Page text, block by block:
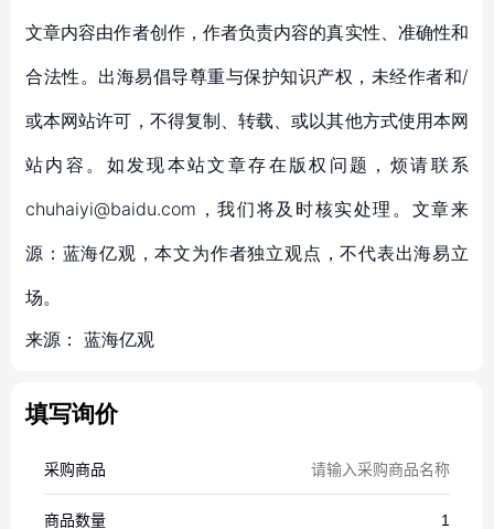
文章内容由作者创作，作者负责内容的真实性、准确性和
合法性。出海易倡导尊重与保护知识产权，未经作者和/
或本网站许可，不得复制、转载、或以其他方式使用本网
站内容。如发现本站文章存在版权问题，烦请联系
chuhaiyi@baidu.com，我们将及时核实处理。文章来
源：蓝海亿观，本文为作者独立观点，不代表出海易立
场。
来源： 蓝海亿观
填写询价